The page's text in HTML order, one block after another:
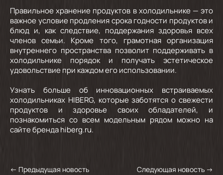
Правильное хранение продуктов в холодильнике — это
важное условие продления срока годности продуктов и
блюд и, как следствие, поддержания здоровья всех
членов семьи. Кроме того, грамотная организация
внутреннего пространства позволит поддерживать в
холодильнике порядок и получать эстетическое
удовольствие при каждом его использовании.
Узнать больше об инновационных встраиваемых
холодильниках HIBERG, которые заботятся о свежести
продуктов и здоровье своих обладателей, и
познакомиться со всем модельным рядом можно на
сайте бренда hiberg.ru.
← Предыдущая новость Следующая новость →